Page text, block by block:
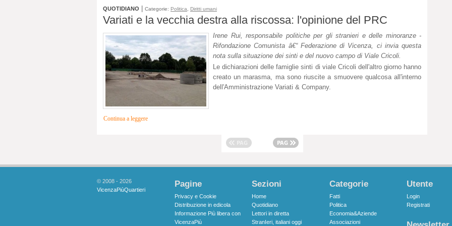
QUOTIDIANO Categorie: Politica, Diritti umani
Variati e la vecchia destra alla riscossa: l'opinione del PRC
Irene Rui, responsabile politiche per gli stranieri e delle minoranze -
Rifondazione Comunista â€“ Federazione di Vicenza, ci invia questa
nota sulla situazione dei sinti e del nuovo campo di Viale Cricoli.
Le dichiarazioni delle famiglie sinti di viale Cricoli dell'altro giorno hanno
creato un marasma, ma sono riuscite a smuovere qualcosa all'interno
dell'Amministrazione Variati & Company.
Continua a leggere
© 2008 - 2026
VicenzaPiùQuartieri
Pagine
Privacy e Cookie
Distribuzione in edicola
Informazione Più libera con
VicenzaPiù
Sezioni
Home
Quotidiano
Lettori in diretta
StranIeri, italiani oggi
Categorie
Fatti
Politica
Economia&Aziende
Associazioni
Utente
Login
Registrati